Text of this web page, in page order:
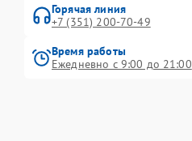
Горячая линия
+7 (351) 200-70-49
Время работы
Ежедневно с 9:00 до 21:00